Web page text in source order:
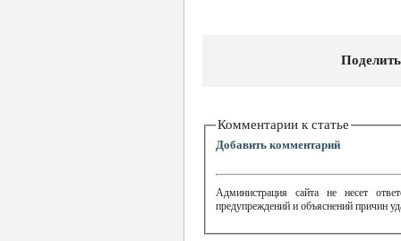
Комментарии к статье
Добавить комментарий
Администрация сайта не несет
предупреждений и объяснений причин